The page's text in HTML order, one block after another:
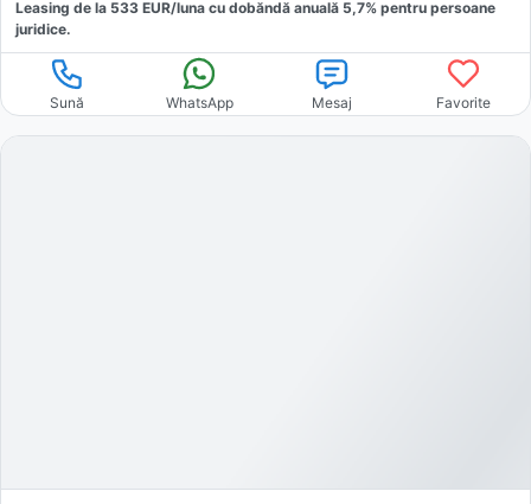
Leasing de la 533 EUR/luna cu dobăndă anuală 5,7% pentru persoane
juridice.
Sună WhatsApp Mesaj Favorite